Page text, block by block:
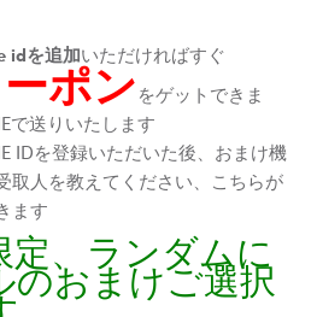
idを追加いただければすぐ
ポンをゲットできま
で送りいたします
IDを登録いただいた後、おまけ機
取人を教えてください、こちらが
ます
定、ランダムに
のおまけご選択